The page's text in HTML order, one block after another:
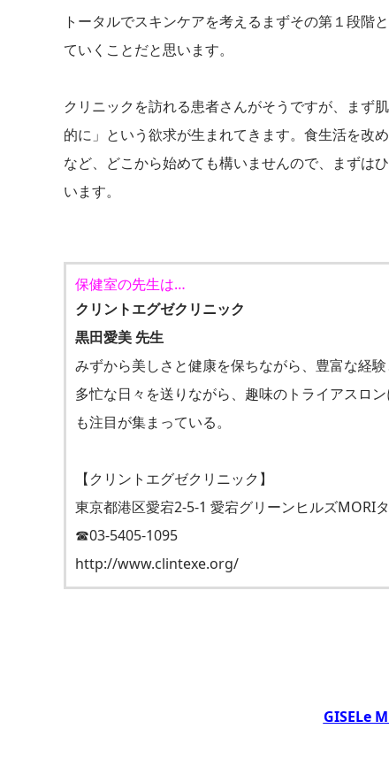
トータルでスキンケアを考えるまずその第１段階
ていくことだと思います。
クリニックを訪れる患者さんがそうですが、まず
的に」という欲求が生まれてきます。食生活を改
など、どこから始めても構いませんので、まずは
います。
保健室の先生は…
クリントエグゼクリニック
黒田愛美 先生
みずから美しさと健康を保ちながら、豊富な経
多忙な日々を送りながら、趣味のトライアスロ
も注目が集まっている。
【クリントエグゼクリニック】
東京都港区愛宕2-5-1 愛宕グリーンヒルズMORI
☎03-5405-1095
http://www.clintexe.org/
GISELe